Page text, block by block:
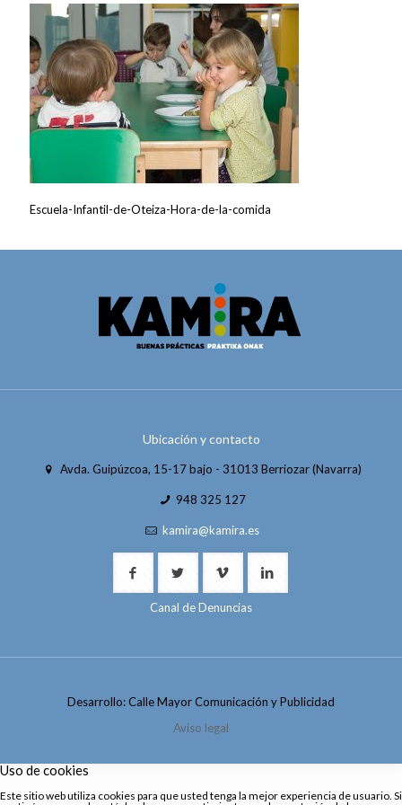
Escuela-Infantil-de-Oteiza-Hora-de-la-comida
Ubicación y contacto
Avda. Guipúzcoa, 15-17 bajo - 31013 Berriozar (Navarra)
948 325 127
kamira@kamira.es
Canal de Denuncias
Desarrollo: Calle Mayor Comunicación y Publicidad
Aviso legal
Uso de cookies
Este sitio web utiliza cookies para que usted tenga la mejor experiencia de usuario. Si